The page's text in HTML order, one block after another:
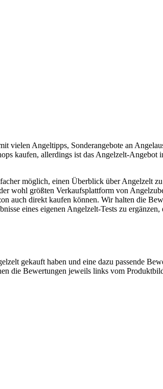
vielen Angeltipps, Sonderangebote an
kaufen, allerdings ist das Angelzelt-Angebot
möglich, einen Überblick über Angelzelt
wohl größten Verkaufsplattform von
auch direkt kaufen können. Wir halten die
eines eigenen Angelzelt-Tests zu
gekauft haben und eine dazu passende
die Bewertungen jeweils links vom